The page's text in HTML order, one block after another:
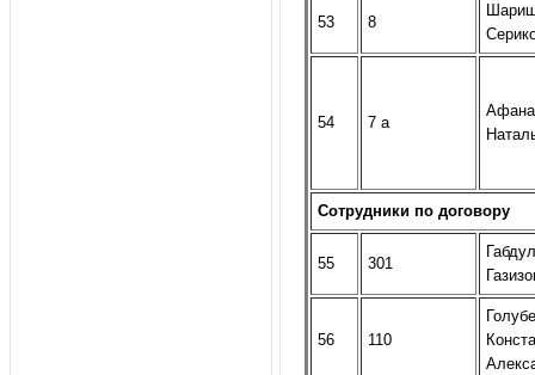
53 8
54 7 а
Сотрудники по договору
55 301
56 110